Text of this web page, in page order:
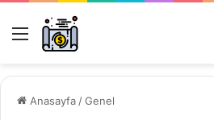
Menü
Anasayfa /Genel